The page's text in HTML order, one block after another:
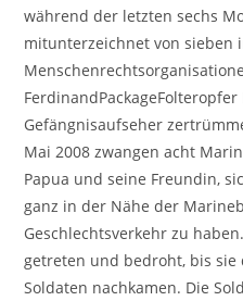
während der letzten sechs
mitunterzeichnet von sieben
Gefängnisaufseher
Mai 2008 zwangen acht
Papua und seine Freundin,
ganz in der Nähe der
Geschlechtsverkehr zu
getreten und bedroht, bis sie
Soldaten nachkamen. Die